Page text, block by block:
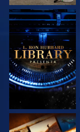
ESPLORA LE
SERIE